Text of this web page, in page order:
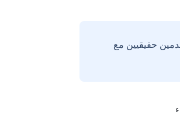
حقيقيين مع